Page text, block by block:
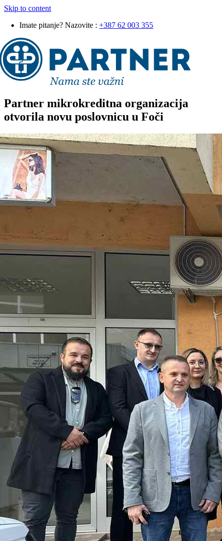
Skip to content
Imate pitanje? Nazovite :+387 62 003 355
Partner mikrokreditna organizacija
otvorila novu poslovnicu u Foči